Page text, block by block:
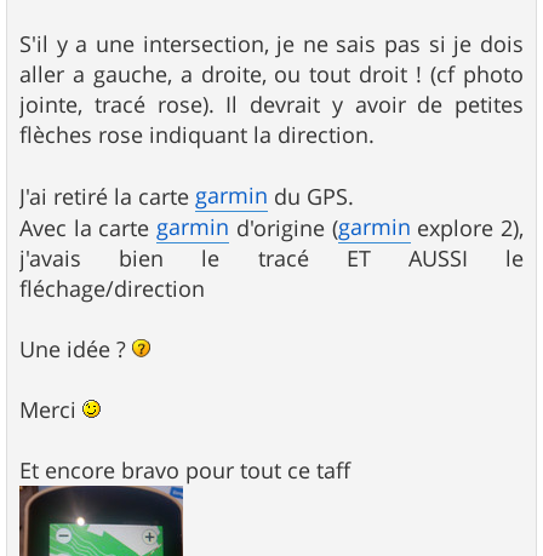
S'il y a une intersection, je ne sais pas si je dois
aller a gauche, a droite, ou tout droit ! (cf photo
jointe, tracé rose). Il devrait y avoir de petites
flèches rose indiquant la direction.
J'ai retiré la carte garmin du GPS.
Avec la cartegarmin d'origine (garmin explore 2),
j'avais bien le tracé ET AUSSI le
fléchage/direction
Une idée ?
Merci
Et encore bravo pour tout ce taff